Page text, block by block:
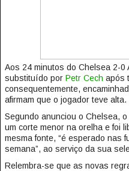
Aos 24 minutos do Chelsea 2-0
substituído por Petr Cech após
consequentemente,
afirmam que o jogador teve alta.
Segundo anunciou o Chelsea,
um corte menor na orelha e foi
mesma fonte, “é esperado nas
semana”, ao serviço da sua
Relembra-se que as novas